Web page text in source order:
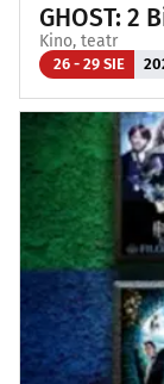
GHOST: 2
Kino, teatr
26 - 29 SIE